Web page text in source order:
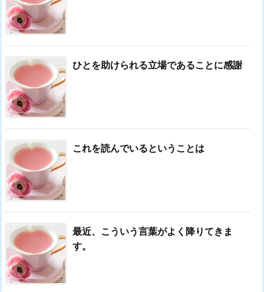
ひとを助けられる立場であることに感謝
これを読んでいるということは
最近、こういう言葉がよく降りてきま
す。